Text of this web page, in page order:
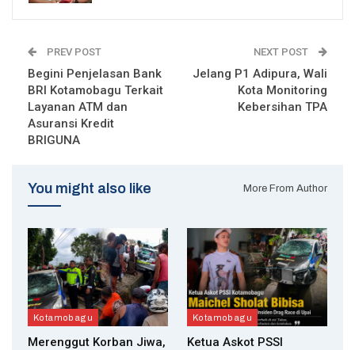
PREV POST
Begini Penjelasan Bank
BRI Kotamobagu Terkait
Layanan ATM dan
Asuransi Kredit
BRIGUNA
NEXT POST
Jelang P1 Adipura, Wali
Kota Monitoring
Kebersihan TPA
You might also like More From Author
Kotamobagu
Merenggut Korban Jiwa,
Kotamobagu
Ketua Askot PSSI